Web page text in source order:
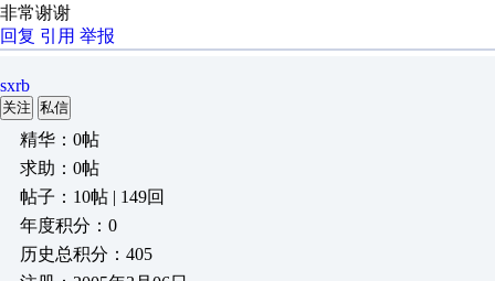
非常谢谢
回复 引用 举报
sxrb
关注 私信
精华：0帖
求助：0帖
帖子：10帖 | 149回
年度积分：0
历史总积分：405